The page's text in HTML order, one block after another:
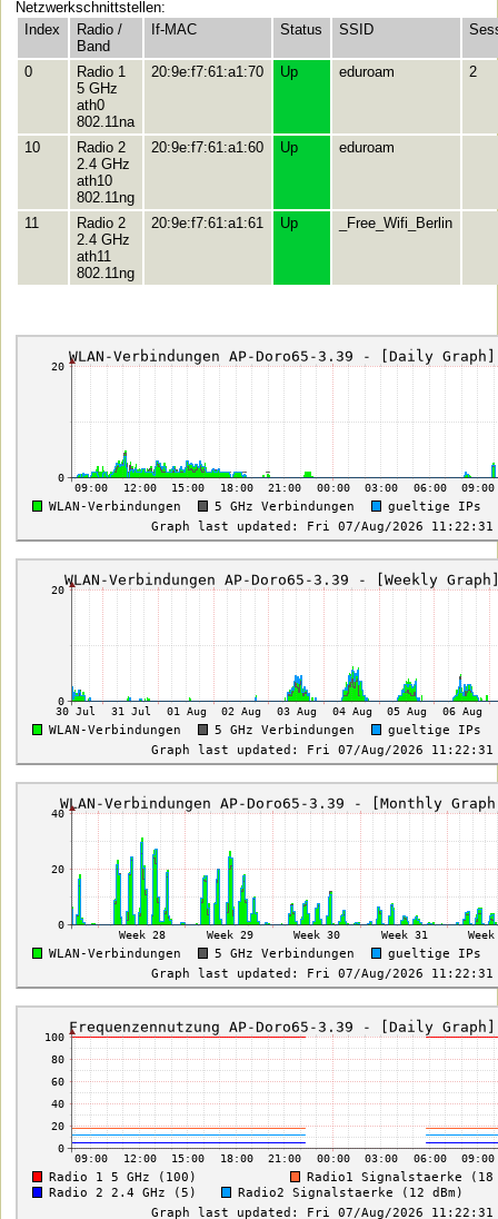
Netzwerkschnittstellen:
Index
Radio /
Band
If-MAC Status SSID
0
Radio 1
5 GHz
ath0
802.11na
20:9e:f7:61:a1:70 Up eduroam 2
10
Radio 2
2.4 GHz
ath10
802.11ng
20:9e:f7:61:a1:60 Up eduroam
11
Radio 2
2.4 GHz
ath11
802.11ng
20:9e:f7:61:a1:61 Up _Free_Wifi_Berlin